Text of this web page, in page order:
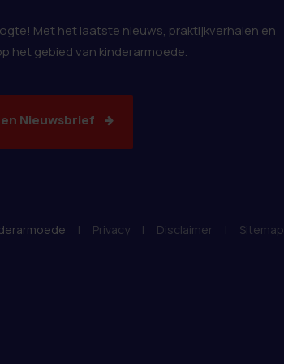
Met het laatste nieuws, praktijkverhalen en
het gebied van kinderarmoede.
Nieuwsbrief
| Privacy | Disclaimer | Sitemap